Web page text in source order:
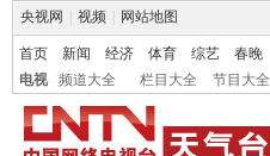
央视网 视频 网站地图
首页 新闻 经济 体育 综艺 春晚
电视
频道大全 栏目大全 节目大全